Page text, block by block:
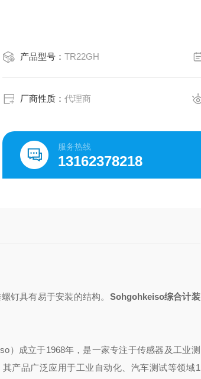
产品型号：TR22GH
厂商性质：代理商
服务热线
13162378218
钉具有易于安装的结构。 Sohgohkeiso综合计装
）成立于1968年，是一家专注于传感器及工业测
产品广泛应用于工业自动化、汽车测试等领域1